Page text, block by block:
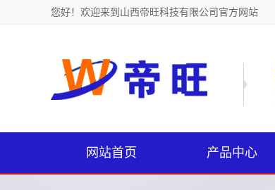
您好！欢迎来到山西帝旺科技有限公司官方网站
网站首页 产品中心